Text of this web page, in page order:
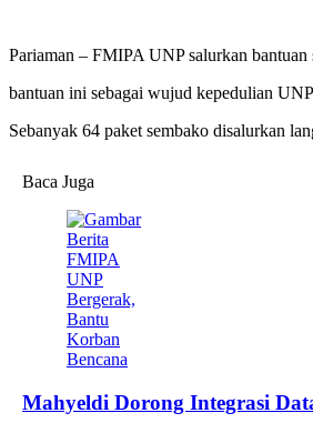
Pariaman – FMIPA UNP ⁢salurkan⁣
bantuan ini sebagai wujud kepedulian
Sebanyak 64 paket sembako disalurkan
Baca Juga
Mahyeldi Dorong Integrasi